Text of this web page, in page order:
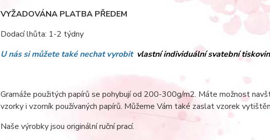
VYŽADOVÁNA PLATBA PŘEDEM
Dodací lhůta: 1-2 týdny
U nás si můžete také nechat vyrobit vlastní individuální svatební
Gramáže použitých papírů se pohybují od 200-300g/m2. Máte možnost
vzorky i vzorník používaných papírů. Můžeme Vám také zaslat vzorek
Naše výrobky jsou originální ruční prací.